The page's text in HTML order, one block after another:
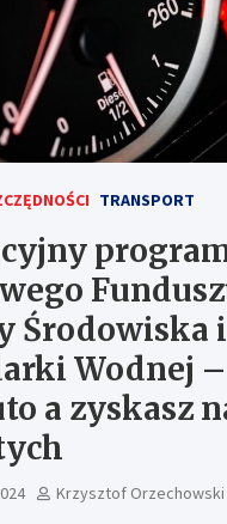
TRANSPORT
Środowiska i
Wodnej
a zyskasz
Krzysztof Orzechowski